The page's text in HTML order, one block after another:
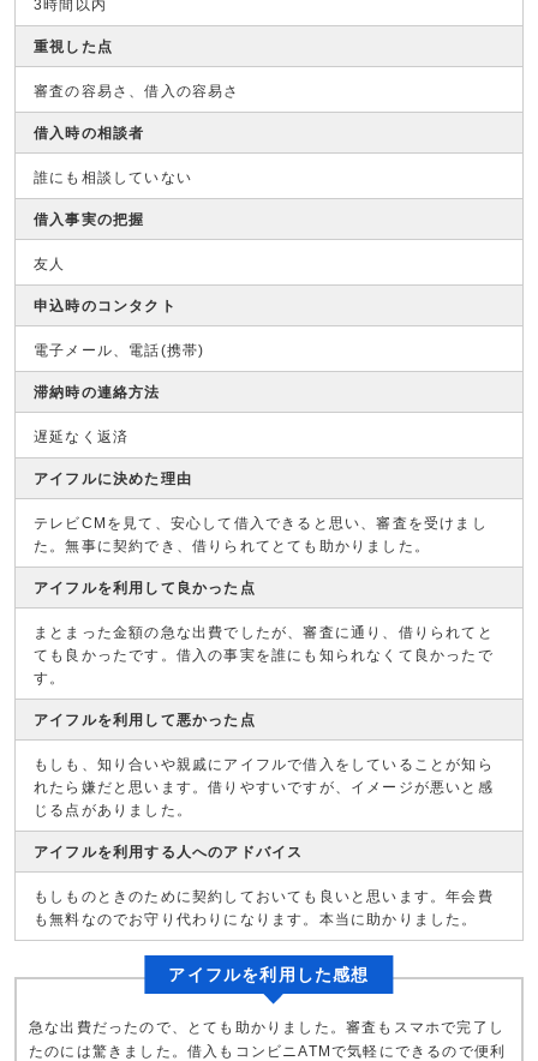
3時間以内
重視した点
審査の容易さ、借入の容易さ
借入時の相談者
誰にも相談していない
借入事実の把握
友人
申込時のコンタクト
電子メール、電話(携帯)
滞納時の連絡方法
遅延なく返済
アイフルに決めた理由
テレビCMを見て、安心して借入できると思い、審査を受けまし
た。無事に契約でき、借りられてとても助かりました。
アイフルを利用して良かった点
まとまった金額の急な出費でしたが、審査に通り、借りられてと
ても良かったです。借入の事実を誰にも知られなくて良かったで
す。
アイフルを利用して悪かった点
もしも、知り合いや親戚にアイフルで借入をしていることが知ら
れたら嫌だと思います。借りやすいですが、イメージが悪いと感
じる点がありました。
アイフルを利用する人へのアドバイス
もしものときのために契約しておいても良いと思います。年会費
も無料なのでお守り代わりになります。本当に助かりました。
アイフルを利用した感想
急な出費だったので、とても助かりました。審査もスマホで完了し
たのには驚きました。借入もコンビニATMで気軽にできるので便利